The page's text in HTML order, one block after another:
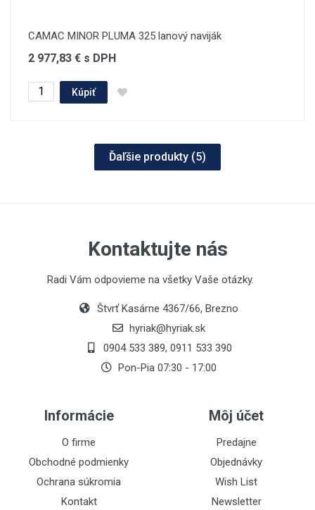
CAMAC MINOR PLUMA 325 lanový naviják
2 977,83 € s DPH
Kúpiť
Ďaľšie produkty (5)
Kontaktujte nás
Radi Vám odpovieme na všetky Vaše otázky.
Štvrť Kasárne 4367/66, Brezno
hyriak@hyriak.sk
0904 533 389, 0911 533 390
Pon-Pia 07:30 - 17:00
Informácie
O firme
Obchodné podmienky
Ochrana súkromia
Kontakt
Môj účet
Predajne
Objednávky
Wish List
Newsletter